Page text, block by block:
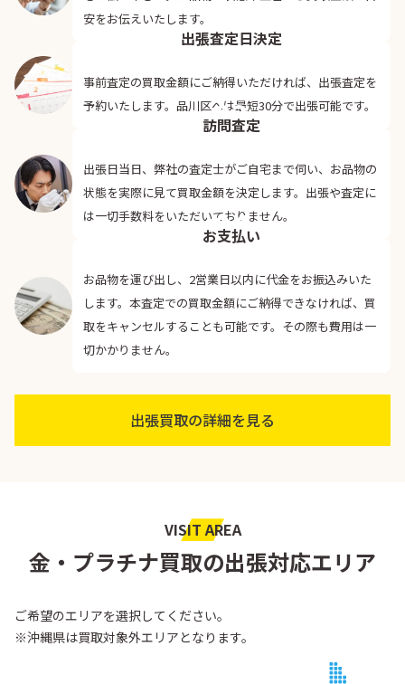
安をお伝えいたします。
02
出張査定日決定
事前査定の買取金額にご納得いただければ、出張査定を
予約いたします。品川区へは最短30分で出張可能です。
03
訪問査定
出張日当日、弊社の査定士がご自宅まで伺い、お品物の
状態を実際に見て買取金額を決定します。出張や査定に
は一切手数料をいただいておりません。
04
お支払い
お品物を運び出し、2営業日以内に代金をお振込みいた
します。本査定での買取金額にご納得できなければ、買
取をキャンセルすることも可能です。その際も費用は一
切かかりません。
出張買取の詳細を見る
VISIT AREA
金・プラチナ買取の出張対応エリア
ご希望のエリアを選択してください。
※沖縄県は買取対象外エリアとなります。